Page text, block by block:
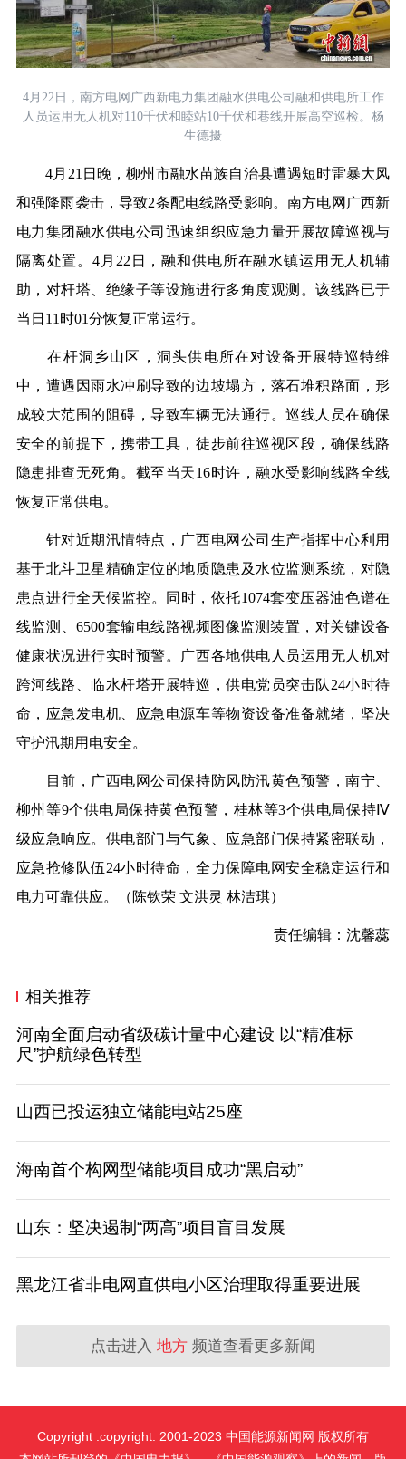
4月22日，南方电网广西新电力集团融水供电公司融和供电所工作
人员运用无人机对110千伏和睦站10千伏和巷线开展高空巡检。杨
生德摄
4月21日晚，柳州市融水苗族自治县遭遇短时雷暴大风
和强降雨袭击，导致2条配电线路受影响。南方电网广西新
电力集团融水供电公司迅速组织应急力量开展故障巡视与
隔离处置。4月22日，融和供电所在融水镇运用无人机辅
助，对杆塔、绝缘子等设施进行多角度观测。该线路已于
当日11时01分恢复正常运行。
在杆洞乡山区，洞头供电所在对设备开展特巡特维
中，遭遇因雨水冲刷导致的边坡塌方，落石堆积路面，形
成较大范围的阻碍，导致车辆无法通行。巡线人员在确保
安全的前提下，携带工具，徒步前往巡视区段，确保线路
隐患排查无死角。截至当天16时许，融水受影响线路全线
恢复正常供电。
针对近期汛情特点，广西电网公司生产指挥中心利用
基于北斗卫星精确定位的地质隐患及水位监测系统，对隐
患点进行全天候监控。同时，依托1074套变压器油色谱在
线监测、6500套输电线路视频图像监测装置，对关键设备
健康状况进行实时预警。广西各地供电人员运用无人机对
跨河线路、临水杆塔开展特巡，供电党员突击队24小时待
命，应急发电机、应急电源车等物资设备准备就绪，坚决
守护汛期用电安全。
目前，广西电网公司保持防风防汛黄色预警，南宁、
柳州等9个供电局保持黄色预警，桂林等3个供电局保持Ⅳ
级应急响应。供电部门与气象、应急部门保持紧密联动，
应急抢修队伍24小时待命，全力保障电网安全稳定运行和
电力可靠供应。
（ 陈钦荣 文洪灵 林洁琪）
责任编辑：沈馨蕊
相关推荐
河南全面启动省级碳计量中心建设 以“精准标
尺”护航绿色转型
山西已投运独立储能电站25座
海南首个构网型储能项目成功“黑启动”
山东：坚决遏制“两高”项目盲目发展
黑龙江省非电网直供电小区治理取得重要进展
点击进入 地方 频道查看更多新闻
Copyright :copyright: 2001-2023 中国能源新闻网 版权所有